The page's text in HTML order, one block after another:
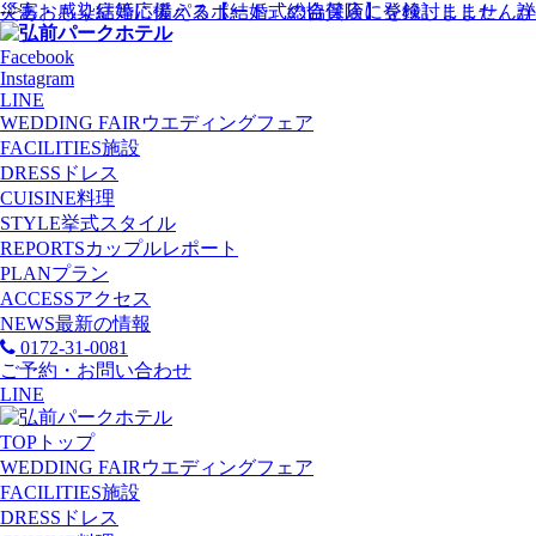
-->
Facebook
Instagram
LINE
WEDDING FAIR ウエディングフェア
FACILITIES施設
DRESS ドレス
CUISINE料理
STYLE挙式スタイル
REPORTSカップルレポート
PLANプラン
ACCESSアクセス
NEWS最新の情報
0172-31-0081
ご予約・お問い合わせ
LINE
TOP トップ
WEDDING FAIR ウエディングフェア
FACILITIES施設
DRESS ドレス
災害・感染症等に備える【結婚式総合保険】を検討しません
「あおもり結婚応援パスポート」の協賛店に登録しました。